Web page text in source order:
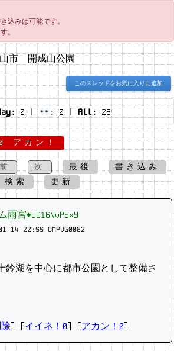
込みは可能です。
。
市 開成山公園
このスレッドをお気に入りに追加
0 | : 0 | All: 28
アカン！
前 次 最後
書き込み
検索
更新
雨宮◆UD16NvPYxY
14:22:55 OMPVG0082
鈴湖を中心に都市公園として整備さ
イイネ！0 アカン！0